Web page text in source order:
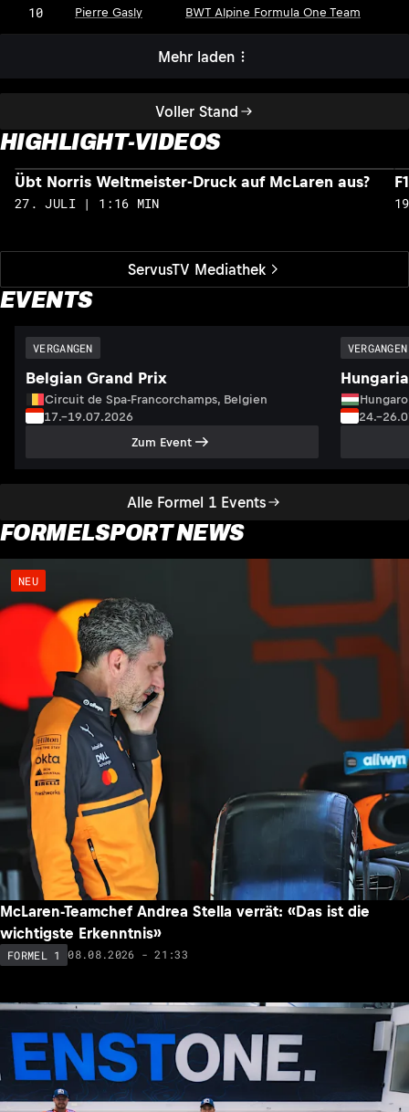
Voller Stand
10 Pierre Gasly BWT Alpine Formula One Team
Mehr laden
HIGHLIGHT-VIDEOS
ServusTV Mediathek
Übt Norris Weltmeister-Druck auf McLaren aus?
27. JULI | 1:16 MIN
EVENTS
Alle Formel 1 Events
VERGANGEN
Belgian Grand Prix
Circuit de Spa-Francorchamps, Belgien
17.–19.07.2026
Zum Event
VERGANGEN
FORMELSPORT NEWS
NEU
McLaren-Teamchef Andrea Stella verrät: «Das ist die
wichtigste Erkenntnis»
FORMEL 1 08.08.2026 - 21:33